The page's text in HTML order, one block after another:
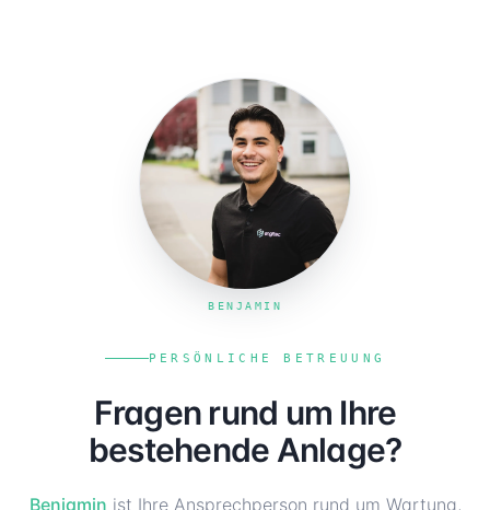
BENJAMIN
PERSÖNLICHE BETREUUNG
Fragen rund um Ihre
bestehende Anlage?
Benjamin ist Ihre Ansprechperson rund um Wartung,